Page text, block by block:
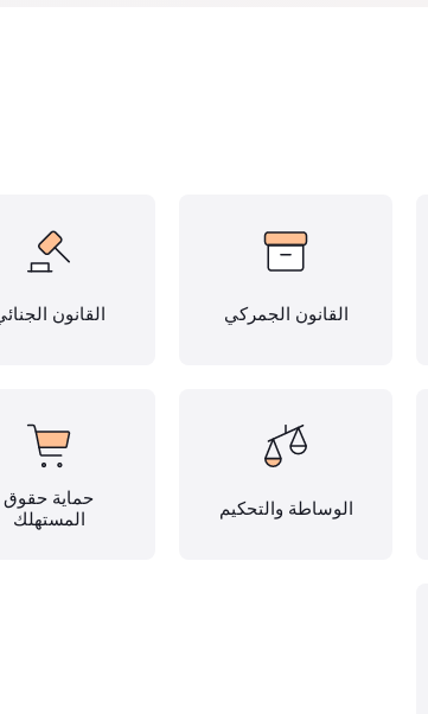
القانون الجمركي القانون
الوساطة والتحكيم
حماية حقوق
المستهلك